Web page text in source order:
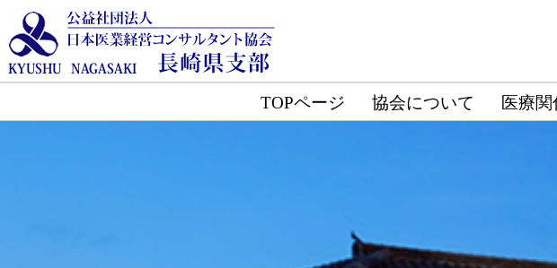
TOPページ 協会について 医療